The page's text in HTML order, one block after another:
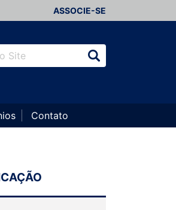
ASSOCIE-SE
Contato